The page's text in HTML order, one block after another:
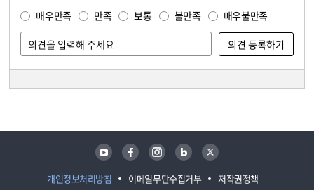
매우만족 만족 보통 불만족 매우불만족
개인정보처리방침 이메일무단수집거부 저작권정책
유튜브 페이스북 인스타그램 블로그 트위터